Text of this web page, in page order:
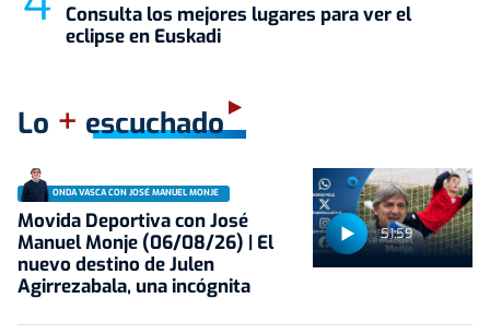
Consulta los mejores lugares para ver el
eclipse en Euskadi
Lo + escuchado
51:59
ONDA VASCA CON JOSÉ MANUEL MONJE
Movida Deportiva con José
Manuel Monje (06/08/26) | El
nuevo destino de Julen
Agirrezabala, una incógnita